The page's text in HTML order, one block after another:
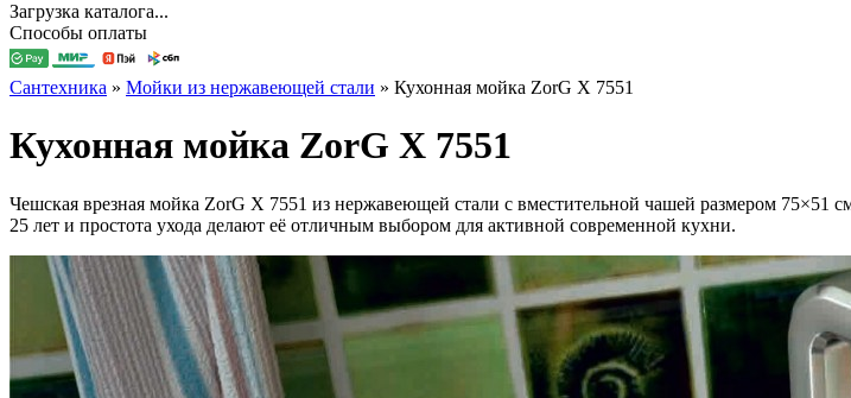
Загрузка каталога...
Способы оплаты
Сантехника » Мойки из нержавеющей стали » Кухонная мойка ZorG X 7551
Кухонная мойка ZorG X 7551
Чешская врезная мойка ZorG X 7551 из нержавеющей стали с вместительной чашей размером 75×51
25 лет и простота ухода делают её отличным выбором для активной современной кухни.